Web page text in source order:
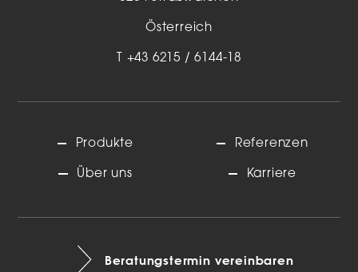
Österreich
+43 6215 / 6144-18
Produkte
Über uns
Referenzen
Karriere
Beratungstermin vereinbaren